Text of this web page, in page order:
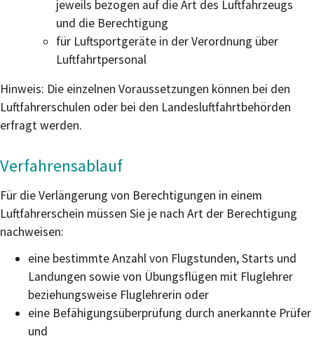
jeweils bezogen auf die Art des Luftfahrzeugs
und die Berechtigung
für Luftsportgeräte in der Verordnung über
Luftfahrtpersonal
Hinweis: Die einzelnen Voraussetzungen können bei den
Luftfahrerschulen oder bei den Landesluftfahrtbehörden
erfragt werden.
Verfahrensablauf
Für die Verlängerung von Berechtigungen in einem
Luftfahrerschein müssen Sie je nach Art der Berechtigung
nachweisen:
eine bestimmte Anzahl von Flugstunden, Starts und
Landungen sowie von Übungsflügen mit Fluglehrer
beziehungsweise Fluglehrerin oder
eine Befähigungsüberprüfung durch anerkannte Prüfer
und